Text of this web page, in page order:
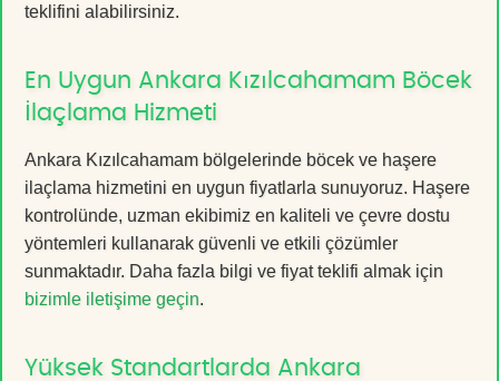
teklifini alabilirsiniz.
En Uygun Ankara Kızılcahamam Böcek
İlaçlama Hizmeti
Ankara Kızılcahamam bölgelerinde böcek ve haşere
ilaçlama hizmetini en uygun fiyatlarla sunuyoruz. Haşere
kontrolünde, uzman ekibimiz en kaliteli ve çevre dostu
yöntemleri kullanarak güvenli ve etkili çözümler
sunmaktadır. Daha fazla bilgi ve fiyat teklifi almak için
bizimle iletişime geçin.
Yüksek Standartlarda Ankara